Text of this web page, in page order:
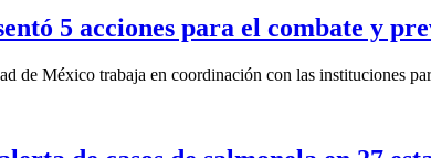
5 acciones para el combate y
de México trabaja en coordinación con las instituciones